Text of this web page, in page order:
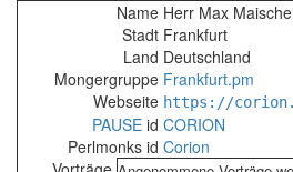
Name Herr Max
Stadt Frankfurt
Land Deutschland
Mongergruppe Frankfurt.pm
Webseite https://
PAUSE id CORION
Perlmonks id Corion